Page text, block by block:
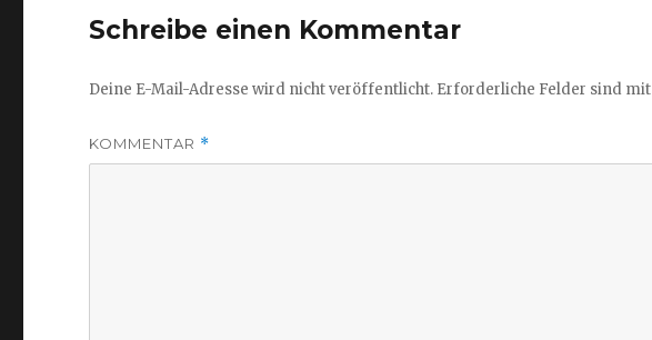
Schreibe einen Kommentar
Deine E-Mail-Adresse wird nicht veröffentlicht. Erforderliche Felder sind mit
KOMMENTAR *